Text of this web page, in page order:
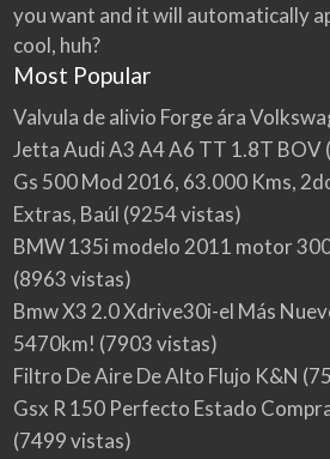
you want and it will automatically
cool, huh?
Most Popular
Valvula de alivio Forge ára
Jetta Audi A3 A4 A6 TT 1.8T BOV
Gs 500 Mod 2016, 63.000 Kms,
Extras, Baúl (9254 vistas)
BMW 135i modelo 2011 motor
(8963 vistas)
Bmw X3 2.0 Xdrive30i-el Más
5470km! (7903 vistas)
Filtro De Aire De Alto Flujo K&N
Gsx R 150 Perfecto Estado
(7499 vistas)